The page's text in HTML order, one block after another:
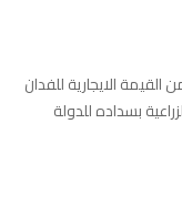
من المال النقدي يفرض بنسبة 14% من القيمة الايجارية للفدان
بسداده للدولة